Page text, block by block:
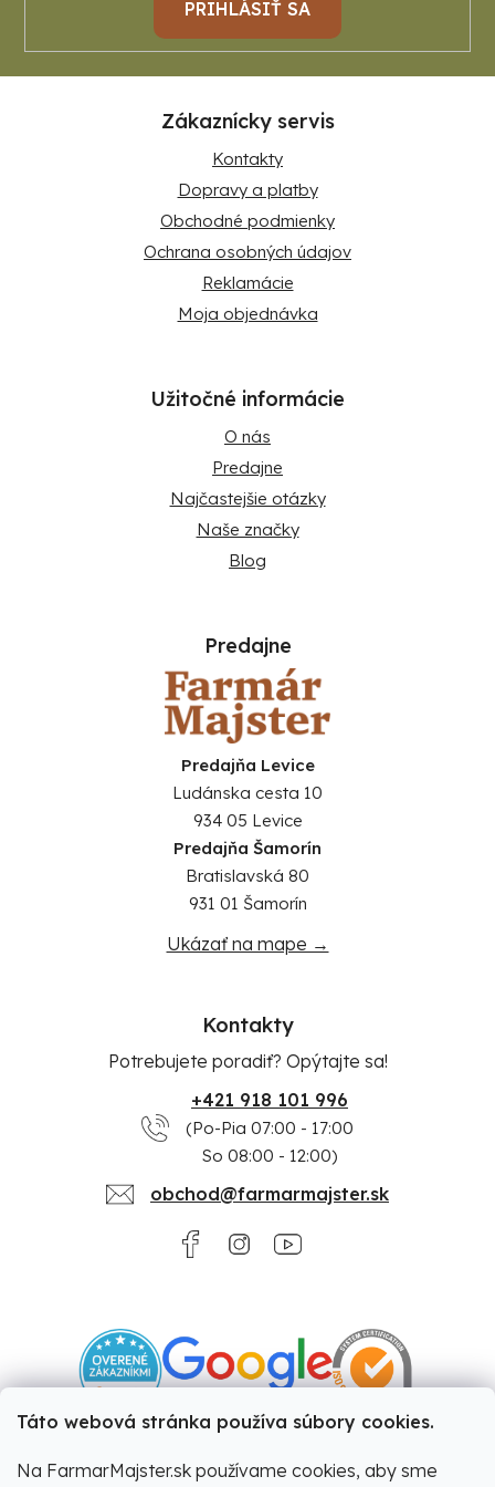
Táto webová stránka používa súbory cookies.
Na FarmarMajster.sk používame cookies, aby sme
PRIHLÁSIŤ SA
Zákaznícky servis
Kontakty
Dopravy a platby
Obchodné podmienky
Ochrana osobných údajov
Reklamácie
Moja objednávka
Užitočné informácie
O nás
Predajne
Najčastejšie otázky
Naše značky
Blog
Predajne
Predajňa Levice
Ludánska cesta 10
934 05 Levice
Predajňa Šamorín
Bratislavská 80
931 01 Šamorín
Ukázať na mape →
Kontakty
Potrebujete poradiť? Opýtajte sa!
+421 918 101 996
(Po-Pia 07:00 - 17:00
So 08:00 - 12:00)
obchod@farmarmajster.sk